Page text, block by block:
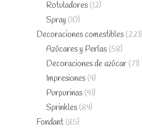
Rotuladores (12)
Spray (10)
Decoraciones comestibles (221)
Azúcares y Perlas (58)
Decoraciones de azúcar (71)
Impresiones (4)
Purpurinas (41)
Sprinkles (84)
Fondant (85)